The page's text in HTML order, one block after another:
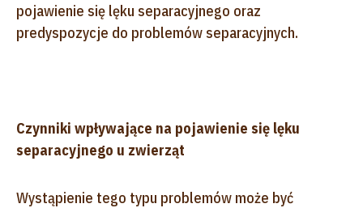
pojawienie się lęku separacyjnego oraz
predyspozycje do problemów separacyjnych.
Czynniki wpływające na pojawienie się lęku
separacyjnego u zwierząt
Wystąpienie tego typu problemów może być